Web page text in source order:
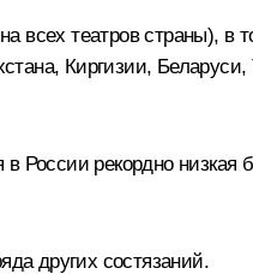
всех театров страны), в
Киргизии,
России рекордно низкая
других состязаний.